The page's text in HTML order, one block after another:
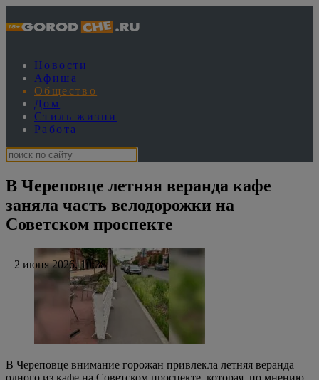
Новости
Афиша
Общество
Дом
Стиль жизни
Работа
В Череповце летняя веранда кафе
заняла часть велодорожки на
Советском проспекте
2 июня 2026, 10:38
В Череповце внимание горожан привлекла летняя веранда
одного из кафе на Советском проспекте, которая, по мнению